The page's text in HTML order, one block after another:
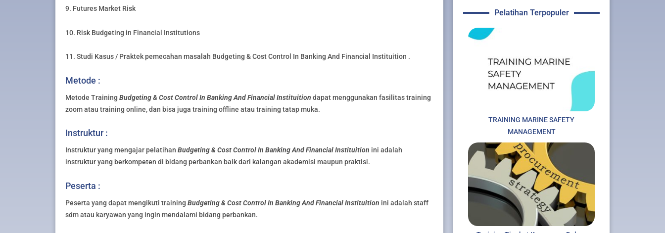
9. Futures Market Risk
10. Risk Budgeting in Financial Institutions
11. Studi Kasus / Praktek pemecahan masalah Budgeting & Cost Control In Banking And Financial Instituition .
Metode :
Metode Training Budgeting & Cost Control In Banking And Financial Instituition dapat menggunakan fasilitas training
zoom atau training online, dan bisa juga training offline atau training tatap muka.
Instruktur :
Instruktur yang mengajar pelatihan Budgeting & Cost Control In Banking And Financial Instituition ini adalah
instruktur yang berkompeten di bidang perbankan baik dari kalangan akademisi maupun praktisi.
Peserta :
Peserta yang dapat mengikuti training Budgeting & Cost Control In Banking And Financial Instituition ini adalah staff
sdm atau karyawan yang ingin mendalami bidang perbankan.
Pelatihan Terpopuler
TRAINING MARINE SAFETY
MANAGEMENT